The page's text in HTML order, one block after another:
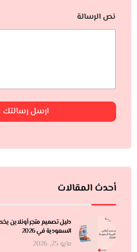
نص الرسالة
ارسل رسالتك
أحدث المقالات
دليل تصميم متجر أونلاين
السعودية في 2026
مايو 25, 2026